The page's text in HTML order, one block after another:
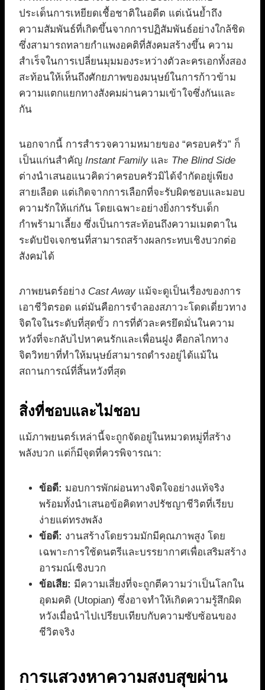
ประเด็นการเหยียดเชื้อชาติในอดีต แต่เน้นย้ำถึง
ความสัมพันธ์ที่เกิดขึ้นจากการปฏิสัมพันธ์อย่างใกล้ชิด
ซึ่งสามารถทลายกำแพงอคติที่สังคมสร้างขึ้น ความ
สำเร็จในการเปลี่ยนมุมมองระหว่างตัวละครเอกทั้งสอง
สะท้อนให้เห็นถึงศักยภาพของมนุษย์ในการก้าวข้าม
ความแตกแยกทางสังคมผ่านความเข้าใจซึ่งกันและ
กัน
นอกจากนี้ การสำรวจความหมายของ “ครอบครัว” ก็
เป็นแก่นสำคัญ Instant Family และ The Blind Side
ต่างนำเสนอแนวคิดว่าครอบครัวมิได้จำกัดอยู่เพียง
สายเลือด แต่เกิดจากการเลือกที่จะรับผิดชอบและมอบ
ความรักให้แก่กัน โดยเฉพาะอย่างยิ่งการรับเด็ก
กำพร้ามาเลี้ยง ซึ่งเป็นการสะท้อนถึงความเมตตาใน
ระดับปัจเจกชนที่สามารถสร้างผลกระทบเชิงบวกต่อ
สังคมได้
ภาพยนตร์อย่าง Cast Away แม้จะดูเป็นเรื่องของการ
เอาชีวิตรอด แต่มันคือการจำลองสภาวะโดดเดี่ยวทาง
จิตใจในระดับที่สุดขั้ว การที่ตัวละครยึดมั่นในความ
หวังที่จะกลับไปหาคนรักและเพื่อนฝูง คือกลไกทาง
จิตวิทยาที่ทำให้มนุษย์สามารถดำรงอยู่ได้แม้ใน
สถานการณ์ที่สิ้นหวังที่สุด
สิ่งที่ชอบและไม่ชอบ
แม้ภาพยนตร์เหล่านี้จะถูกจัดอยู่ในหมวดหมู่ที่สร้าง
พลังบวก แต่ก็มีจุดที่ควรพิจารณา:
ข้อดี: มอบการพักผ่อนทางจิตใจอย่างแท้จริง
พร้อมทั้งนำเสนอข้อคิดทางปรัชญาชีวิตที่เรียบ
ง่ายแต่ทรงพลัง
ข้อดี: งานสร้างโดยรวมมักมีคุณภาพสูง โดย
เฉพาะการใช้ดนตรีและบรรยากาศเพื่อเสริมสร้าง
อารมณ์เชิงบวก
ข้อเสีย: มีความเสี่ยงที่จะถูกตีความว่าเป็นโลกใน
อุดมคติ (Utopian) ซึ่งอาจทำให้เกิดความรู้สึกผิด
หวังเมื่อนำไปเปรียบเทียบกับความซับซ้อนของ
ชีวิตจริง
การแสวงหาความสงบสุขผ่าน